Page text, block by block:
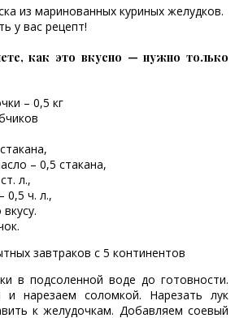
как это вкусно — нужно только
– 0,5 кг
– 0,5 стакана,
л.,
0,5 ч. л.,
завтраков с 5 континентов
в подсоленной воде до готовности.
и нарезаем соломкой. Нарезать лук
к желудочкам. Добавляем соевый